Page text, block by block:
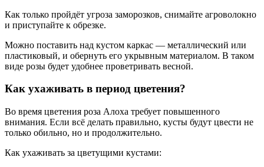
Как только пройдёт угроза заморозков, снимайте агроволокно
и приступайте к обрезке.
Можно поставить над кустом каркас — металлический или
пластиковый, и обернуть его укрывным материалом. В таком
виде розы будет удобнее проветривать весной.
Как ухаживать в период цветения?
Во время цветения роза Алоха требует повышенного
внимания. Если всё делать правильно, кусты будут цвести не
только обильно, но и продолжительно.
Как ухаживать за цветущими кустами: